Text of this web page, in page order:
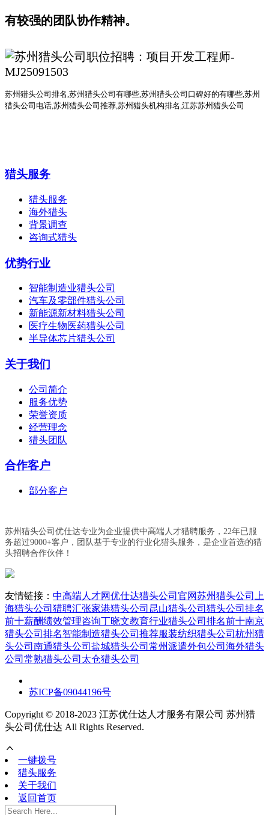
有较强的团队协作精神。
苏州猎头公司排名,苏州猎头公司有哪些,苏州猎头公司口碑好的有哪些,苏州
猎头公司电话,苏州猎头公司推荐,苏州猎头机构排名,江苏苏州猎头公司
猎头服务
猎头服务
海外猎头
背景调查
咨询式猎头
优势行业
智能制造业猎头公司
汽车及零部件猎头公司
新能源新材料猎头公司
医疗生物医药猎头公司
半导体芯片猎头公司
关于我们
公司简介
服务优势
荣誉资质
经营理念
猎头团队
合作客户
部分客户
苏州猎头公司优仕达专业为企业提供中高端人才猎聘服务，22年已服
务超过9000+客户，团队基于专业的行业化猎头服务，是企业首选的猎
头招聘合作伙伴！
友情链接： 中高端人才网优仕达猎头公司官网苏州猎头公司
上
海猎头公司 猎聘汇张家港猎头公司 昆山猎头公司 猎头公司排名
前十薪酬绩效管理咨询丁晓文教育行业猎头公司排名前十南京
猎头公司排名智能制造猎头公司推荐服装纺织猎头公司 杭州猎
头公司 南通猎头公司 盐城猎头公司 常州派遣外包公司 海外猎头
公司 常熟猎头公司 太仓猎头公司
苏ICP备09044196号
Copyright © 2018-2023 江苏优仕达人才服务有限公司 苏州猎
头公司优仕达 All Rights Reserved.
一键拨号
猎头服务
关于我们
返回首页